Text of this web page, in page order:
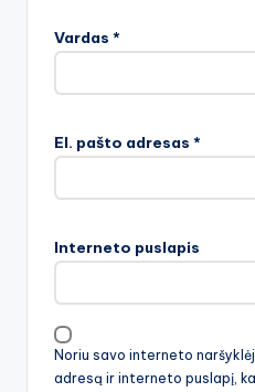
Vardas *
El. pašto adresas *
Interneto puslapis
Noriu savo interneto
adresą ir interneto puslapį,